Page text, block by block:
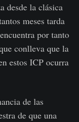
desde la clásica
meses tarda
por tanto
conlleva que la
estos ICP ocurra
de las
de que una